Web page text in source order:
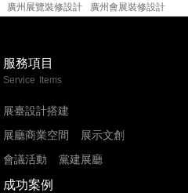
廣州展覽裝修設計 廣州會展裝修設計
服務項目
Service Items
展臺設計搭建
展廳商業空間 展示文創
會議活動 黨建展廳
成功案例